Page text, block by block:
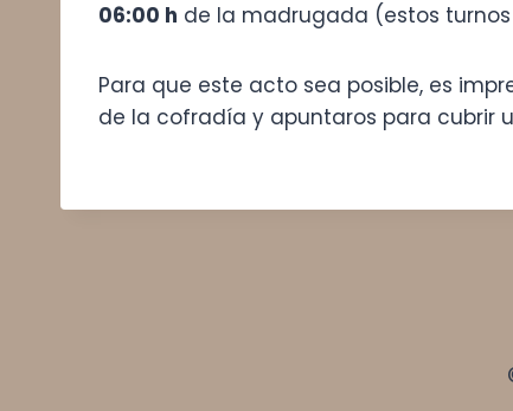
06:00 h de la madrugada (estos
Para que este acto sea posible, es
de la cofradía y apuntaros para cubrir